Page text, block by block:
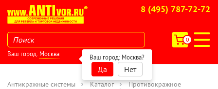
8 (495) 787-72-72
0
Ваш город: Москва Ваш город: Москва?
Да Нет
Антикражные системы Каталог
Противокражное